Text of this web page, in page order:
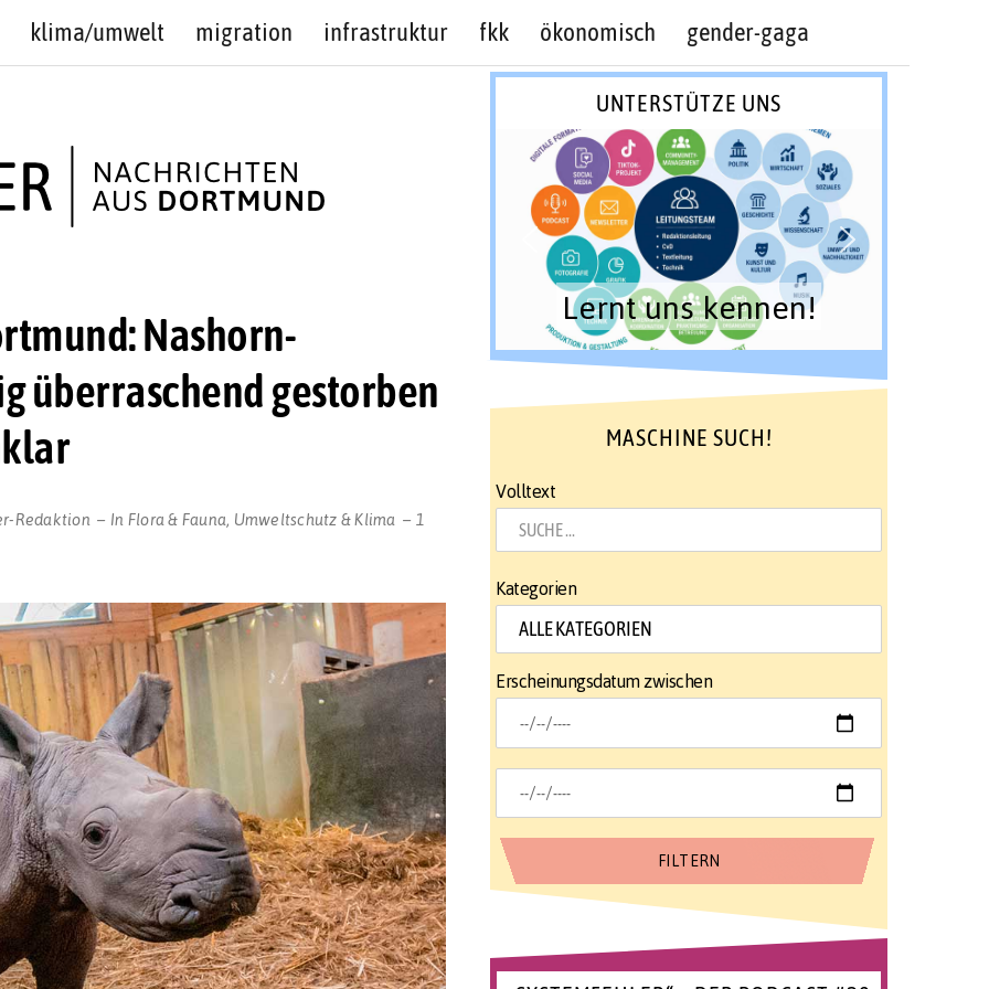
klima/umwelt migration infrastruktur fkk ökonomisch gender-gaga
Nashorn-
überraschend gestorben
Redaktion In Flora & Fauna Umweltschutz & Klima
1
UNTERSTÜTZE UNS
Lernt uns kennen!
MASCHINE SUCH!
Volltext
Kategorien
Erscheinungsdatum zwischen